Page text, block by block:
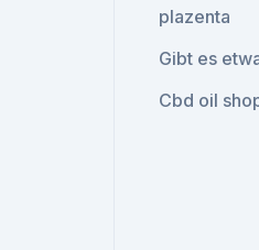
plazenta
Gibt es
Cbd oil